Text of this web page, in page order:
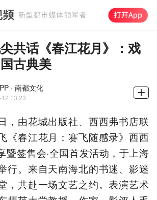
共话《春江花月》：戏
古典美
· 南都文化
13:23
，由花城出版社、西西弗书店联
《春江花月：赛飞随感录》西西
暨签售会·全国首发活动，于上海
行。来自天南海北的书迷、影迷
，共赴一场文艺之约。表演艺术